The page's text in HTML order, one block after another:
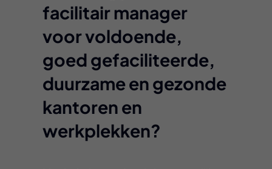
facilitair manager
voor voldoende,
goed gefaciliteerde,
duurzame en gezonde
kantoren en
werkplekken?